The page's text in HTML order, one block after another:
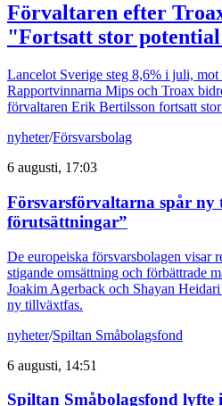
Förvaltaren efter
"Fortsatt stor
Lancelot Sverige steg 8,6% i juli,
Rapportvinnarna Mips och Troax
förvaltaren Erik Bertilsson fortsatt
nyheter/Försvarsbolag
6 augusti, 17:03
Försvarsförvaltarna spår ny
förutsättningar”
De europeiska försvarsbolagen visar
stigande omsättning och förbättrade
Joakim Agerback och Shayan
ny tillväxtfas.
nyheter/Spiltan Småbolagsfond
6 augusti, 14:51
Spiltan Småbolagsfond